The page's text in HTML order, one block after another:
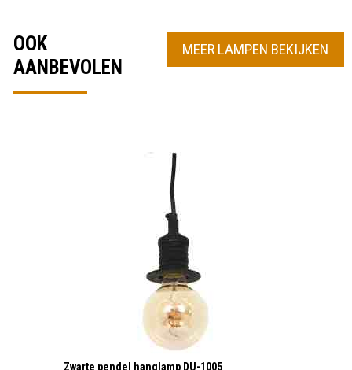
MEER LAMPEN BEKIJKEN
OOK
AANBEVOLEN
Zwarte pendel hanglamp DU-1005